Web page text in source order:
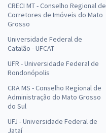
CRECI MT - Conselho Regional de
Corretores de Imóveis do Mato
Grosso
Universidade Federal de
Catalão - UFCAT
UFR - Universidade Federal de
Rondonópolis
CRA MS - Conselho Regional de
Administração do Mato Grosso
do Sul
UFJ - Universidade Federal de
Jataí